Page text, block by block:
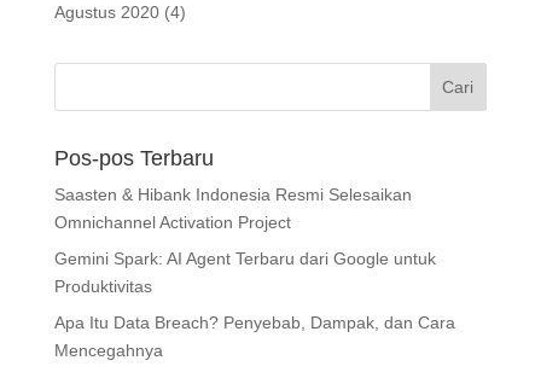
Agustus 2020(4)
Pos-pos Terbaru
Saasten & Hibank Indonesia Resmi Selesaikan
Omnichannel Activation Project
Gemini Spark: AI Agent Terbaru dari Google untuk
Produktivitas
Apa Itu Data Breach? Penyebab, Dampak, dan Cara
Mencegahnya